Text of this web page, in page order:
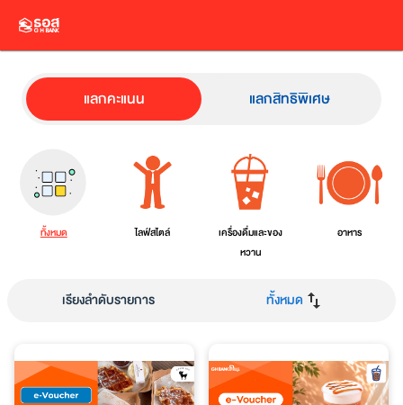
แลกคะแนน แลกสิทธิพิเศษ
ทั้งหมด ไลฟ์สไตล์
เครื่องดื่มและของ
หวาน
อาหาร
เรียงลำดับรายการ ทั้งหมด